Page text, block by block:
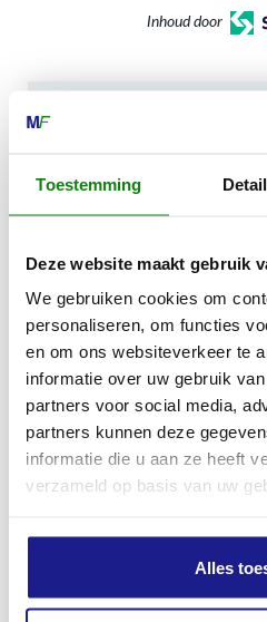
Toestemming
Deze website maakt gebruik
We gebruiken cookies om
personaliseren, om functies
en om ons websiteverkeer te
informatie over uw gebruik
partners voor social media,
partners kunnen deze
informatie die u aan ze heeft
verzameld op basis van uw
Alles
Inhoud door
0517-396800
Bij storing:
06-83139573
OPENINGSTIJDEN
Maandag t/m vrijdag:
Zaterdag: 09:00 - 12:00